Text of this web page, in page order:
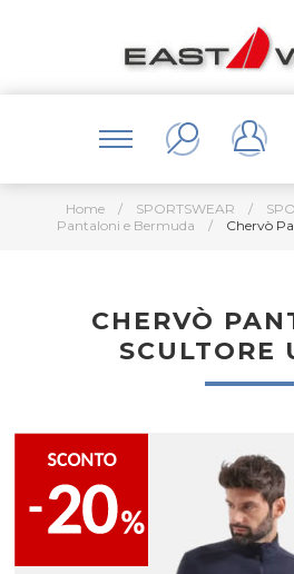
Home / SPORTSWEAR /
Pantaloni e Bermuda
/ Chervò
CHERVÒ
SCULTORE